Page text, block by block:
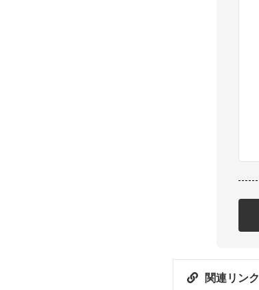
関連リンク